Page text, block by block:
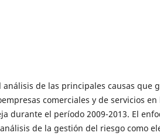
de las principales causas que
comerciales y de servicios en
durante el período 2009-2013. El
de la gestión del riesgo como